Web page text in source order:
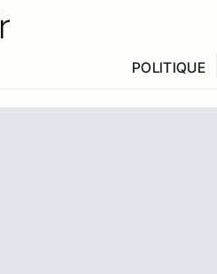
POLITIQUE